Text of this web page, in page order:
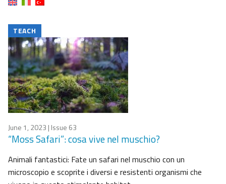
TEACH
June 1, 2023 | Issue 63
“Moss Safari”: cosa vive nel muschio?
Animali fantastici: Fate un safari nel muschio con un
microscopio e scoprite i diversi e resistenti organismi che